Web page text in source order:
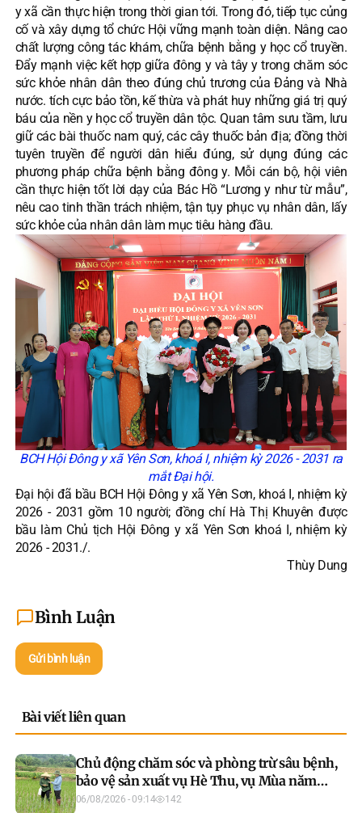
y xã cần thực hiện trong thời gian tới. Trong đó, tiếp tục củng
cố và xây dựng tổ chức Hội vững mạnh toàn diện. Nâng cao
chất lượng công tác khám, chữa bệnh bằng y học cổ truyền.
Đẩy mạnh việc kết hợp giữa đông y và tây y trong chăm sóc
sức khỏe nhân dân theo đúng chủ trương của Đảng và Nhà
nước. tích cực bảo tồn, kế thừa và phát huy những giá trị quý
báu của nền y học cổ truyền dân tộc. Quan tâm sưu tầm, lưu
giữ các bài thuốc nam quý, các cây thuốc bản địa; đồng thời
tuyên truyền để người dân hiểu đúng, sử dụng đúng các
phương pháp chữa bệnh bằng đông y. Mỗi cán bộ, hội viên
cần thực hiện tốt lời dạy của Bác Hồ “Lương y như từ mẫu”,
nêu cao tinh thần trách nhiệm, tận tụy phục vụ nhân dân, lấy
sức khỏe của nhân dân làm mục tiêu hàng đầu.
BCH Hội Đông y xã Yên Sơn, khoá I, nhiệm kỳ 2026 - 2031 ra
mắt Đại hội.
Đại hội đã bầu BCH Hội Đông y xã Yên Sơn, khoá I, nhiệm kỳ
2026 - 2031 gồm 10 người; đồng chí Hà Thị Khuyên được
bầu làm Chủ tịch Hội Đông y xã Yên Sơn khoá I, nhiệm kỳ
2026 - 2031./.
Thùy Dung
Bình Luận
Gửi bình luận
Bài viết liên quan
Chủ động chăm sóc và phòng trừ sâu bệnh,
bảo vệ sản xuất vụ Hè Thu, vụ Mùa năm
2026
06/08/2026 - 09:14 142